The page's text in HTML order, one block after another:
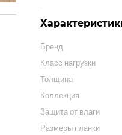
Бренд
Класс нагрузки
Толщина
Коллекция
Защита от влаги
Размеры планки